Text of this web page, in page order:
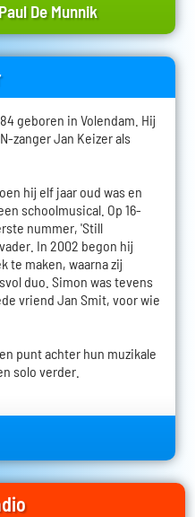
Paul De Munnik
geboren in Volendam. Hij
zanger Jan Keizer als
hij elf jaar oud was en
schoolmusical. Op 16-
nummer, 'Still
In 2002 begon hij
te maken, waarna zij
duo. Simon was tevens
vriend Jan Smit, voor wie
punt achter hun muzikale
solo verder.